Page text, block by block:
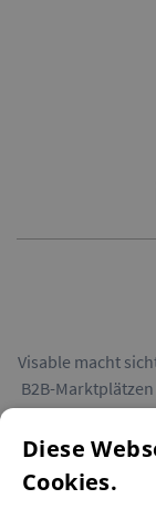
Visable macht
B2B-
Diese
Cookies.